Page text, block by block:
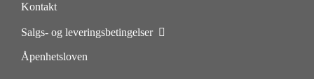
Kontakt
Salgs- og leveringsbetingelser
Åpenhetsloven